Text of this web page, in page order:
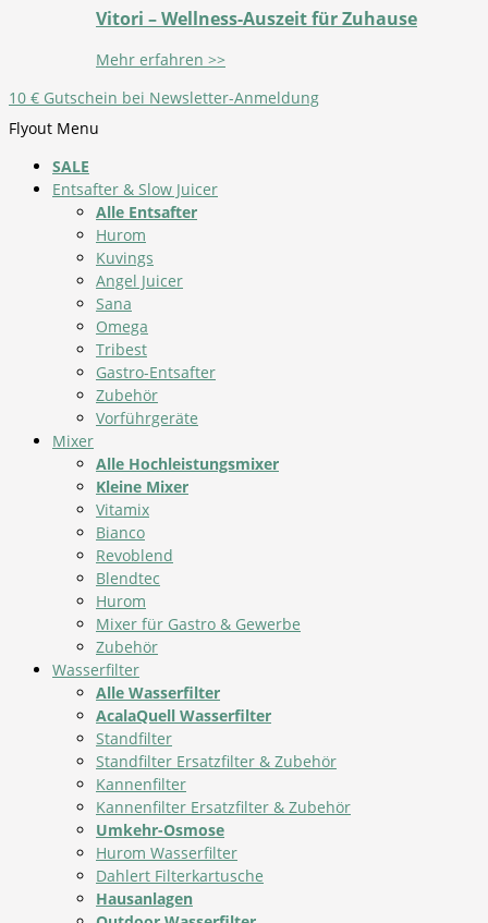
Vitori – Wellness-Auszeit für Zuhause
Mehr erfahren >>
10 € Gutschein bei Newsletter-Anmeldung
Flyout Menu
SALE
Entsafter & Slow Juicer
Alle Entsafter
Hurom
Kuvings
Angel Juicer
Sana
Omega
Tribest
Gastro-Entsafter
Zubehör
Vorführgeräte
Mixer
Alle Hochleistungsmixer
Kleine Mixer
Vitamix
Bianco
Revoblend
Blendtec
Hurom
Mixer für Gastro & Gewerbe
Zubehör
Wasserfilter
Alle Wasserfilter
AcalaQuell Wasserfilter
Standfilter
Standfilter Ersatzfilter & Zubehör
Kannenfilter
Kannenfilter Ersatzfilter & Zubehör
Umkehr-Osmose
Hurom Wasserfilter
Dahlert Filterkartusche
Hausanlagen